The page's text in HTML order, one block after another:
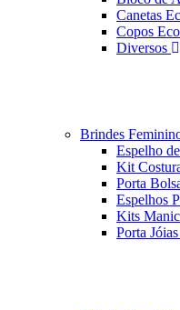
Canetas
Copos
Diversos
Brindes
Espelho
Kit
Porta
Espelhos
Kits
Porta